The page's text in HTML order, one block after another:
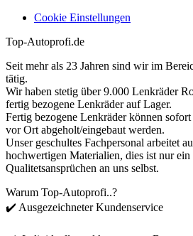
Cookie Einstellungen
Top-Autoprofi.de
Seit mehr als 23 Jahren sind wir im
tätig.
Wir haben stetig über 9.000 Lenkräder
fertig bezogene Lenkräder auf Lager.
Fertig bezogene Lenkräder können
vor Ort abgeholt/eingebaut werden.
Unser geschultes Fachpersonal arbeitet
hochwertigen Materialien, dies ist nur
Qualitetsansprüchen an uns selbst.
Warum Top-Autoprofi..?
✔️ Ausgezeichneter Kundenservice